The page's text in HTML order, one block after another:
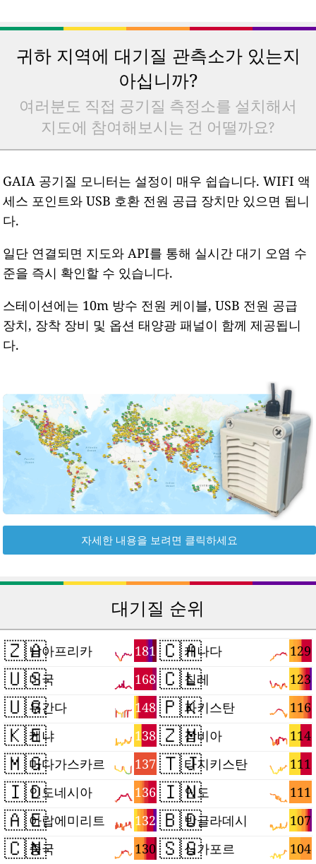
귀하 지역에 대기질 관측소가 있는지
아십니까?
여러분도 직접 공기질 측정소를 설치해서
지도에 참여해보시는 건 어떨까요?
GAIA 공기질 모니터는 설정이 매우 쉽습니다. WIFI 액
세스 포인트와 USB 호환 전원 공급 장치만 있으면 됩니
다.
일단 연결되면 지도와 API를 통해 실시간 대기 오염 수
준을 즉시 확인할 수 있습니다.
스테이션에는 10m 방수 전원 케이블, USB 전원 공급
장치, 장착 장비 및 옵션 태양광 패널이 함께 제공됩니
다.
자세한 내용을 보려면 클릭하세요
대기질 순위
🇿🇦 181
남아프리카
🇺🇸 168
미국
🇺🇬 148
우간다
🇰🇪 138
케냐
🇲🇬 137
마다가스카르
🇮🇩 136
인도네시아
🇦🇪 132
아랍에미리트
🇨🇳 130
중국
🇨🇦 129
캐나다
🇨🇱 123
칠레
🇵🇰 116
파키스탄
🇿🇲 114
잠비아
🇹🇯 111
타지키스탄
🇮🇳 111
인도
🇧🇩 107
방글라데시
🇸🇬 104
싱가포르